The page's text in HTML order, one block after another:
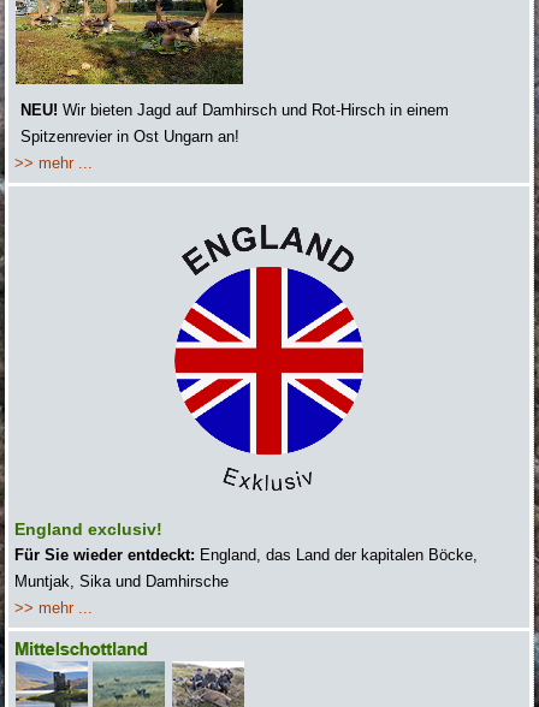
NEU! Wir bieten Jagd auf Damhirsch und Rot-Hirsch in einem
Spitzenrevier in Ost Ungarn an!
>> mehr ...
England exclusiv!
Für Sie wieder entdeckt: England, das Land der kapitalen Böcke,
Muntjak, Sika und Damhirsche
>> mehr ...